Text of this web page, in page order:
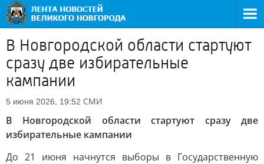
В Новгородской области стартуют
сразу две избирательные
кампании
5 июня 2026, 19:52 СМИ
В Новгородской области стартуют сразу две
избирательные кампании
До 21 июня начнутся выборы в Государственную